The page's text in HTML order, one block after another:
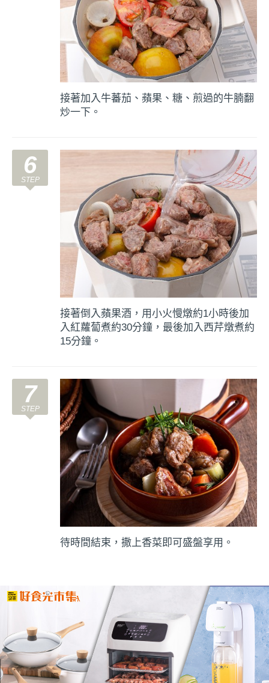
接著加入牛蕃茄、蘋果、糖、煎過的牛腩翻
炒一下。
6
接著倒入蘋果酒，用小火慢燉約1小時後加
入紅蘿蔔煮約30分鐘，最後加入西芹燉煮約
15分鐘。
7
待時間結束，撒上香菜即可盛盤享用。